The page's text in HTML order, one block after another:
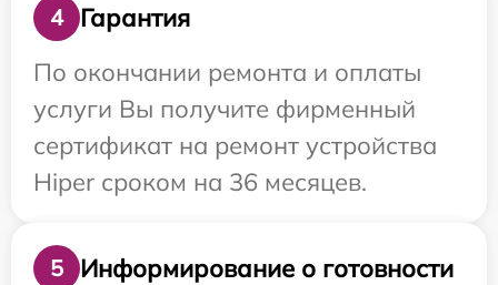
4
Гарантия
По окончании ремонта и оплаты
услуги Вы получите фирменный
сертификат на ремонт устройства
Hiper сроком на 36 месяцев.
5
Информирование о готовности